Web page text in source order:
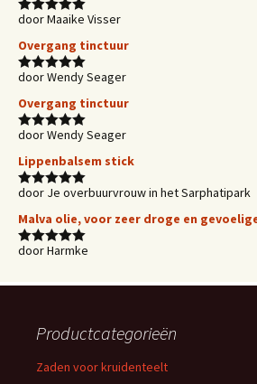
Waardering
door Maaike Visser
Overgang tinctuur
Waardering
door Wendy Seager
Overgang tinctuur
Waardering
door Wendy Seager
Lippenbalsem stick
Waardering
door Je overbuurvrouw in het Sarphatipark
Malva olie, voor zeer droge en
Waardering
door Harmke
Productcategorieën
Zaden voor kruidenteelt